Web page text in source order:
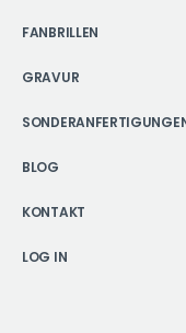
FANBRILLEN
GRAVUR
BLOG
KONTAKT
LOG IN